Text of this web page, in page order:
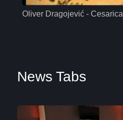
Oliver Dragojević - Cesarica
News Tabs